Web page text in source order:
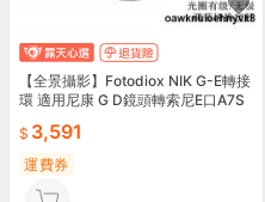
【全景攝影】Fotodiox NIK G-E轉接
環 適用尼康 G D鏡頭轉索尼E口A7S
3,591
運費券